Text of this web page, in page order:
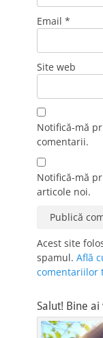
Email *
Site web
Notifică-mă
comentarii.
Notifică-mă
articole noi.
Acest site
spamul. Află
comentariilor
Salut! Bine ai